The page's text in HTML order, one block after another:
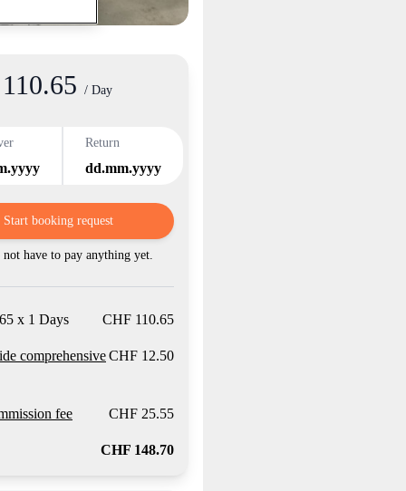
/ Day
Return
dd.mm.yyyy
Start booking request
not have to pay anything yet.
x 1 Days CHF 110.65
comprehensiveCHF 12.50
fee CHF 25.55
CHF 148.70